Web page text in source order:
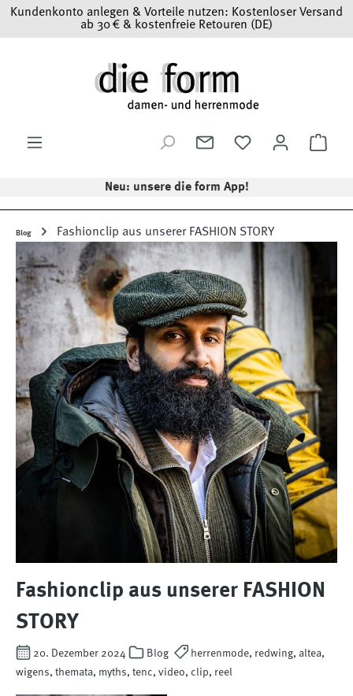
Zum Hauptinhalt springen
Kundenkonto anlegen & Vorteile nutzen: Kostenloser Versand
ab 30 € & kostenfreie Retouren (DE)
Neu: unsere die form App!
Blog Fashionclip aus unserer FASHION STORY
Fashionclip aus unserer FASHION
STORY
20. Dezember 2024 Blog
herrenmode, redwing, altea,
wigens, themata, myths, tenc, video, clip, reel